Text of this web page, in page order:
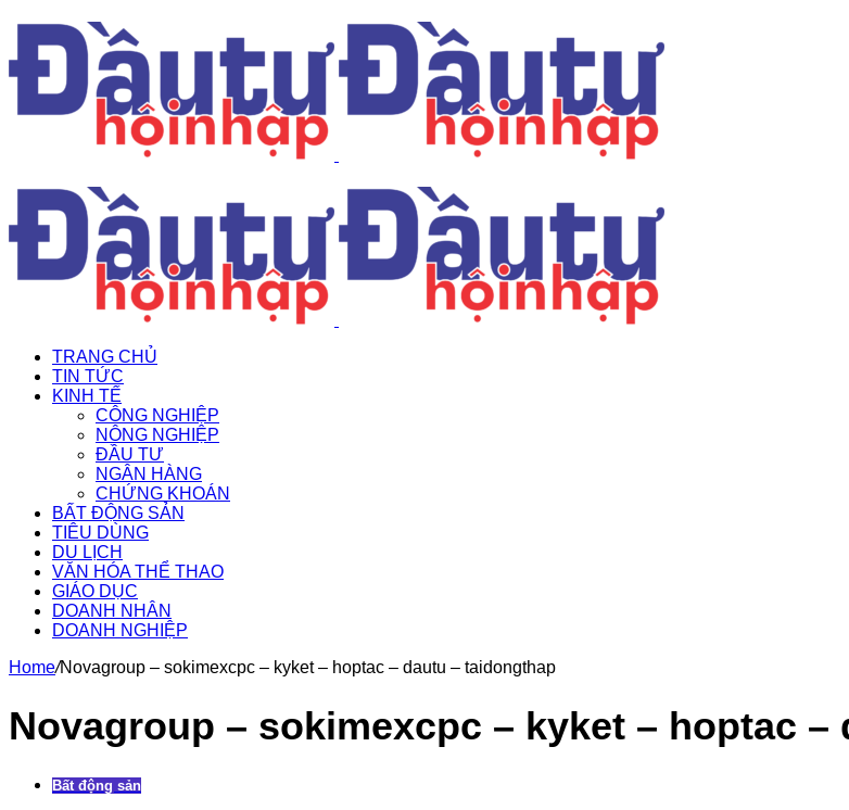
TRANG CHỦ
TIN TỨC
KINH TẾ
CÔNG NGHIỆP
NÔNG NGHIỆP
ĐẦU TƯ
NGÂN HÀNG
CHỨNG KHOÁN
BẤT ĐỘNG SẢN
TIÊU DÙNG
DU LỊCH
VĂN HÓA THỂ THAO
GIÁO DỤC
DOANH NHÂN
DOANH NGHIỆP
Home/Novagroup – sokimexcpc – kyket – hoptac – dautu – taidongthap
Novagroup – sokimexcpc – kyket – hoptac –
Bất động sản